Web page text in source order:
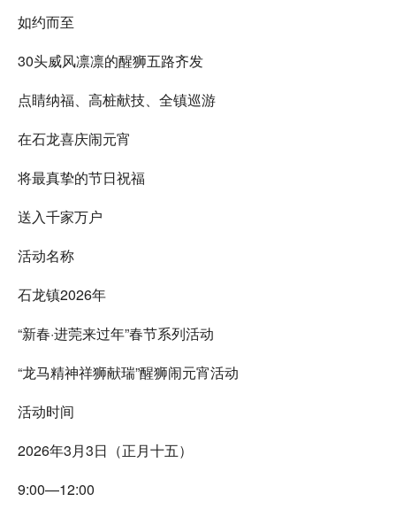
如约而至
30头威风凛凛的醒狮五路齐发
点睛纳福、高桩献技、全镇巡游
在石龙喜庆闹元宵
将最真挚的节日祝福
送入千家万户
活动名称
石龙镇2026年
“新春·进莞来过年”春节系列活动
“龙马精神祥狮献瑞”醒狮闹元宵活动
活动时间
2026年3月3日（正月十五）
9:00—12:00